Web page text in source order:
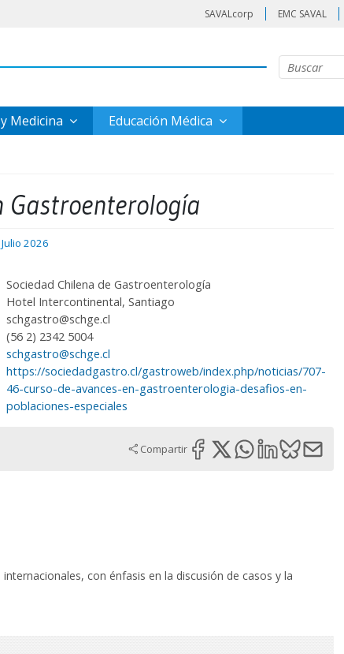
SAVALcorp EMC SAVAL
Medicina Educación Médica
Gastroenterología
2026
Sociedad Chilena de Gastroenterología
Hotel Intercontinental, Santiago
schgastro@schge.cl
(56 2) 2342 5004
schgastro@schge.cl
https://sociedadgastro.cl/gastroweb/index.php/noticias/707-
46-curso-de-avances-en-gastroenterologia-desafios-en-
poblaciones-especiales
Compartir
con énfasis en la discusión de casos y la